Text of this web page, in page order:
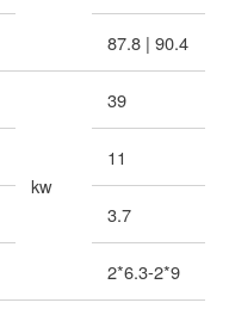
87.8 | 90.4
kw
39
11
3.7
2*6.3-2*9